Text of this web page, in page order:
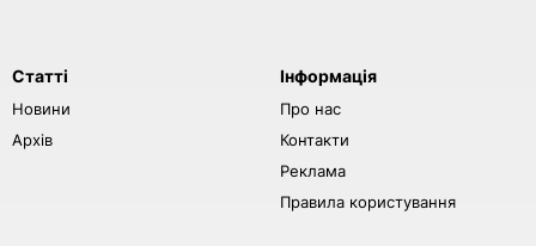
Статті
Новини
Архів
Інформація
Про нас
Контакти
Реклама
Правила користування